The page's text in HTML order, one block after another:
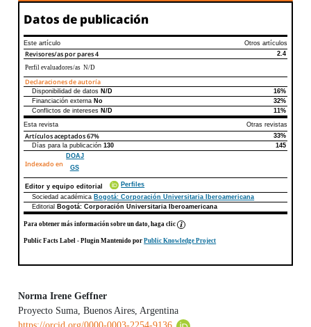
Datos de publicación
Este artículo Otros artículos
Revisores/as por pares4
2.4
Perfil evaluadores/as N/D
Declaraciones de autoría
Declaraciones de autoríaEste artículo
Disponibilidad de datos N/D
16%
Financiación externa No
32%
Conflictos de intereses N/D
11%
Esta revista
Otras revistas
Artículos aceptados67%
33%
Días para la publicación130 145
Indexado en
DOAJ
GS
Editor y equipo editorial
Perfiles
Sociedad académica Bogotá: Corporación Universitaria Iberoamericana
Editorial
Bogotá: Corporación Universitaria Iberoamericana
Para obtener más información sobre un dato, haga clic
Public Facts Label - Plugin Mantenido porPublic Knowledge Project
Contenido principal del artículo
Norma Irene Geffner
Proyecto Suma, Buenos Aires, Argentina